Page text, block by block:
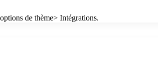
de thème> Intégrations.